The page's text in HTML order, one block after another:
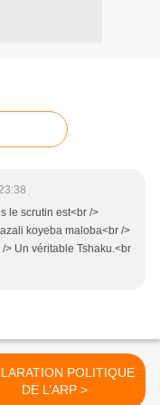
le scrutin est<br />
koyeba maloba<br />
Un véritable Tshaku.<br
POLITIQUE
DE L’ARP >